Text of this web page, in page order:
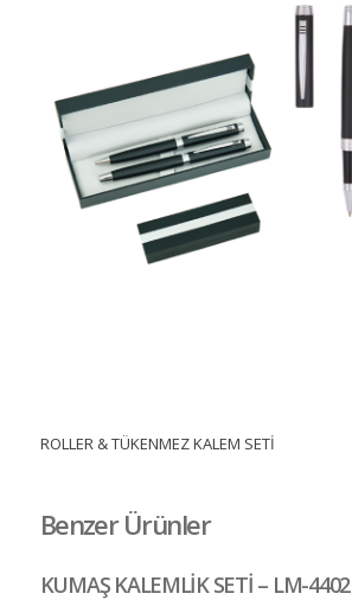
ROLLER & TÜKENMEZ KALEM SETİ
Benzer Ürünler
KUMAŞ KALEMLİK SETİ – LM-4402